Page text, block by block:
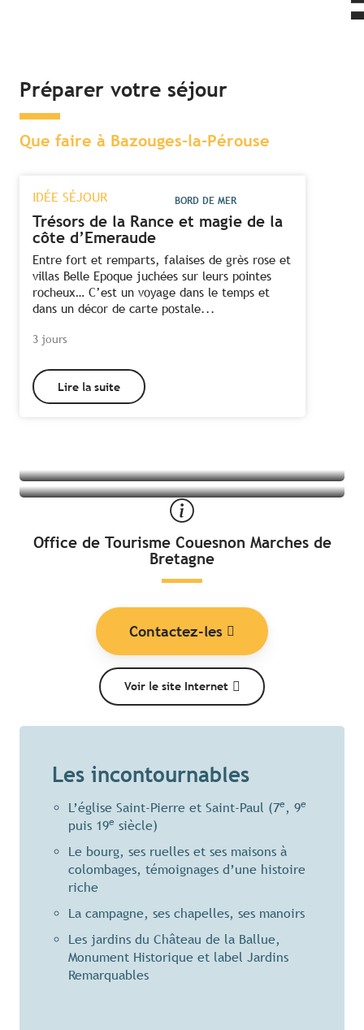
Préparer votre séjour
Que faire à Bazouges-la-Pérouse
BORD DE MER
3 jours
IDÉE SÉJOUR
Trésors de la Rance et magie de la
côte d’Emeraude
Entre fort et remparts, falaises de grès rose et
villas Belle Epoque juchées sur leurs pointes
rocheux… C’est un voyage dans le temps et
dans un décor de carte postale...
Lire la suite
Tous les hébergements à Bazouges-la-
Pérouse
Toutes les activités à Bazouges-la-
Office de Tourisme Couesnon Marches de
Bretagne
Contactez-les
Voir le site Internet
Les incontournables
L’église Saint-Pierre et Saint-Paul (7e , 9e
puis 19e siècle)
Le bourg, ses ruelles et ses maisons à
colombages, témoignages d’une histoire
riche
La campagne, ses chapelles, ses manoirs
Les jardins du Château de la Ballue,
Monument Historique et label Jardins
Remarquables